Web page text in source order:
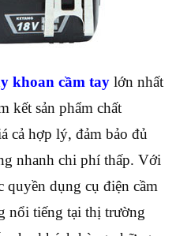
khoan cầm tay lớn nhất
kết sản phẩm chất
cả hợp lý, đảm bảo đủ
nhanh chi phí thấp. Với
quyền dụng cụ điện cầm
nổi tiếng tại thị trường